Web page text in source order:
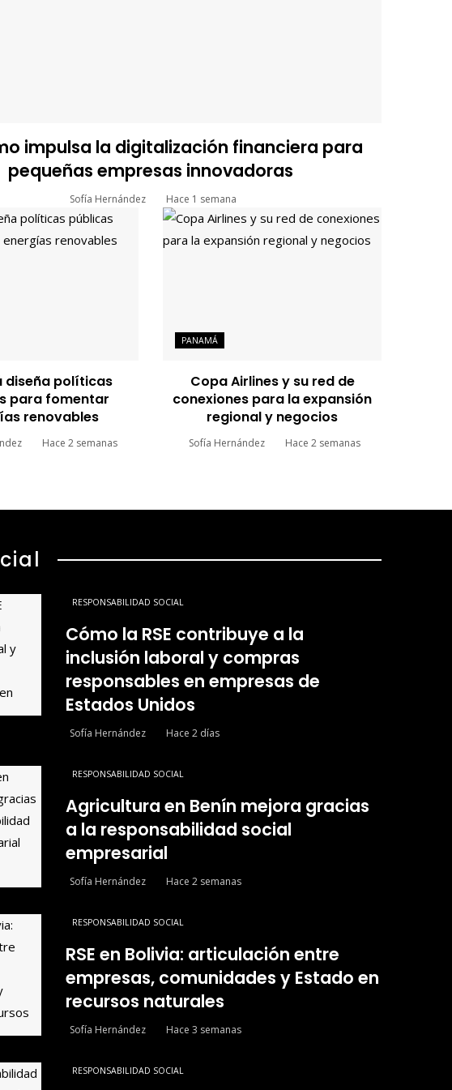
impulsa la digitalización financiera para
pequeñas empresas innovadoras
Sofía Hernández Hace 1 semana
diseña políticas
para fomentar
renovables
Hace 2 semanas
PANAMÁ
Copa Airlines y su red de
conexiones para la expansión
regional y negocios
Sofía Hernández Hace 2 semanas
RESPONSABILIDAD SOCIAL
Cómo la RSE contribuye a la
inclusión laboral y compras
responsables en empresas de
Estados Unidos
Sofía Hernández Hace 2 días
RESPONSABILIDAD SOCIAL
Agricultura en Benín mejora gracias
a la responsabilidad social
empresarial
Sofía Hernández Hace 2 semanas
RESPONSABILIDAD SOCIAL
RSE en Bolivia: articulación entre
empresas, comunidades y Estado en
recursos naturales
Sofía Hernández Hace 3 semanas
RESPONSABILIDAD SOCIAL